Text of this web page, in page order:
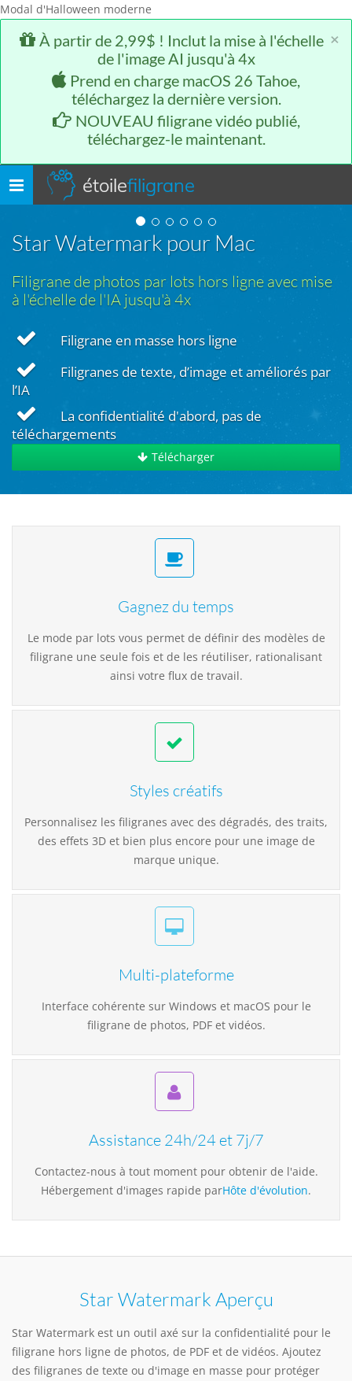
Modal d'Halloween moderne
×
À partir de 2,99$ ! Inclut la mise à l'échelle
de l'image AI jusqu'à 4x
Prend en charge macOS 26 Tahoe,
téléchargez la dernière version.
NOUVEAU filigrane vidéo publié,
téléchargez-le maintenant.
Basculer
la
étoilefiligrane
Star Watermark pour Mac
Filigrane de photos par lots hors ligne avec mise
à l'échelle de l'IA jusqu'à 4x
Filigrane en masse hors ligne
Filigranes de texte, d’image et améliorés par
l’IA
La confidentialité d'abord, pas de
téléchargements
Télécharger
Gagnez du temps
Le mode par lots vous permet de définir des modèles de
filigrane une seule fois et de les réutiliser, rationalisant
ainsi votre flux de travail.
Styles créatifs
Personnalisez les filigranes avec des dégradés, des traits,
des effets 3D et bien plus encore pour une image de
marque unique.
Multi-plateforme
Interface cohérente sur Windows et macOS pour le
filigrane de photos, PDF et vidéos.
Assistance 24h/24 et 7j/7
Contactez-nous à tout moment pour obtenir de l'aide.
Hébergement d'images rapide parHôte d'évolution.
Star Watermark Aperçu
Star Watermark est un outil axé sur la confidentialité pour le
filigrane hors ligne de photos, de PDF et de vidéos. Ajoutez
des filigranes de texte ou d'image en masse pour protéger